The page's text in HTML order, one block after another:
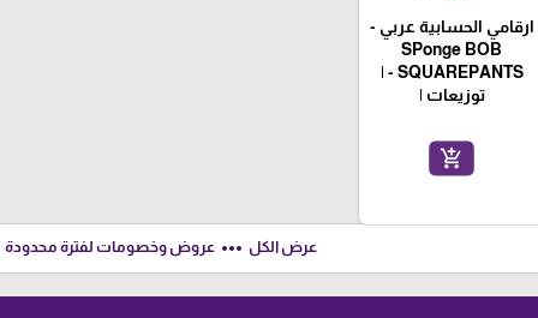
ارقامي الحسابية عربي -
SPonge BOB
SQUAREPANTS - |
توزيعات |
add_shopping_cart
عرض الكل more_horiz عروض وخصومات لفترة محدودة